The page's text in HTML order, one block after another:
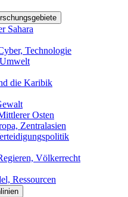
Sahara
Technologie
die Karibik
Osten
Zentralasien
Völkerrecht
Ressourcen